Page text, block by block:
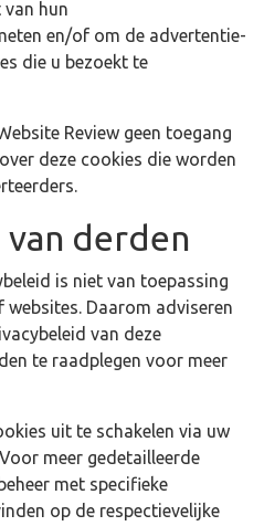
hun
en/of om de advertentie-
die u bezoekt te
Review geen toegang
deze cookies die worden
derden
is niet van toepassing
Daarom adviseren
van deze
te raadplegen voor meer
uit te schakelen via uw
meer gedetailleerde
met specifieke
op de respectievelijke